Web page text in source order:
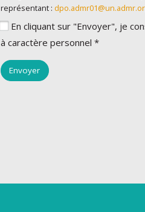
représentant :
En cliquant sur "Envoyer", je
à caractère personnel *